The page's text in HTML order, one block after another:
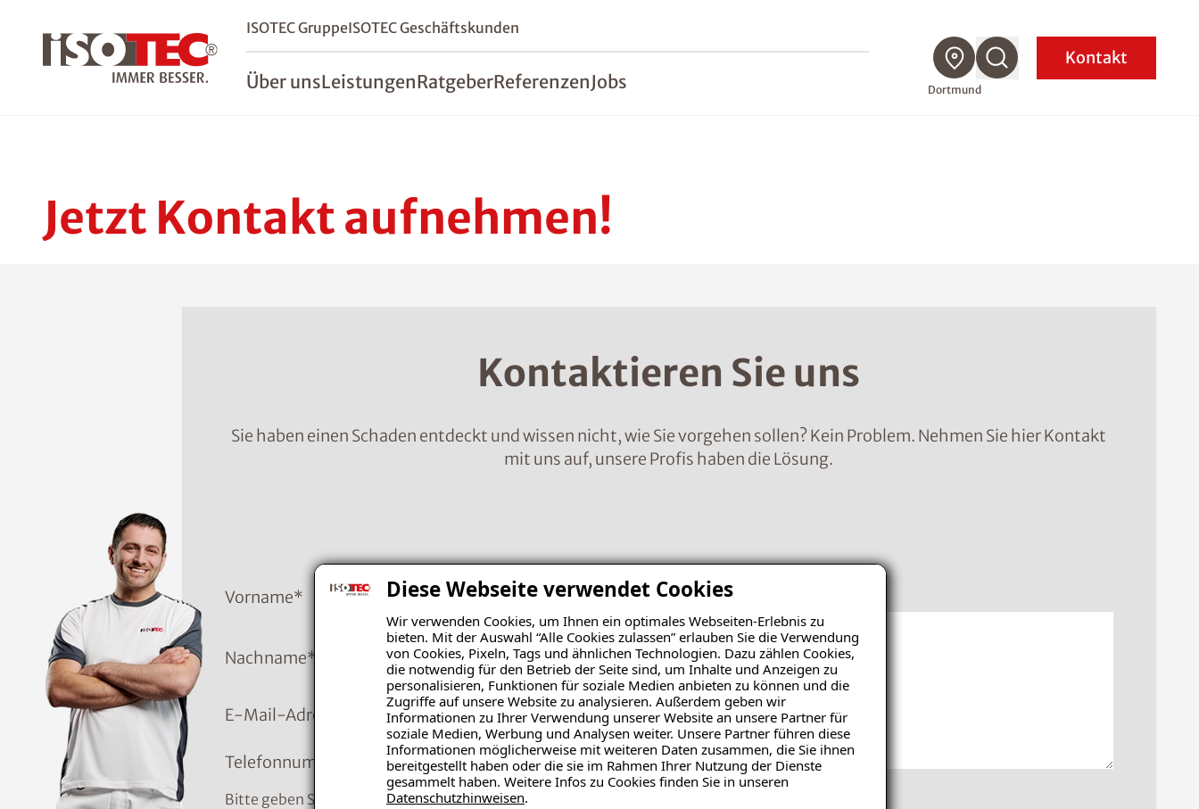
Diese Webseite verwendet Cookies
Wir verwenden Cookies, um Ihnen ein optimales Webseiten-Erlebnis zu
bieten. Mit der Auswahl “Alle Cookies zulassen” erlauben Sie die Verwendung
von Cookies, Pixeln, Tags und ähnlichen Technologien. Dazu zählen Cookies,
die notwendig für den Betrieb der Seite sind, um Inhalte und Anzeigen zu
personalisieren, Funktionen für soziale Medien anbieten zu können und die
Zugriffe auf unsere Website zu analysieren. Außerdem geben wir
Informationen zu Ihrer Verwendung unserer Website an unsere Partner für
soziale Medien, Werbung und Analysen weiter. Unsere Partner führen diese
Informationen möglicherweise mit weiteren Daten zusammen, die Sie ihnen
bereitgestellt haben oder die sie im Rahmen Ihrer Nutzung der Dienste
gesammelt haben. Weitere Infos zu Cookies finden Sie in unseren
Datenschutzhinweisen.
ISOTEC GruppeISOTEC Geschäftskunden
Über unsLeistungenRatgeberReferenzenJobs Dortmund
Kontakt
Jetzt Kontakt aufnehmen!
Kontaktieren Sie uns
Sie haben einen Schaden entdeckt und wissen nicht, wie Sie vorgehen sollen? Kein Problem. Nehmen Sie hier Kontakt
mit uns auf, unsere Profis haben die Lösung.
Vorname*
Nachname*
E-Mail-Adresse
Telefonnummer
Bitte geben Sie die Telefonnummer im Format +49 8001121129 ein